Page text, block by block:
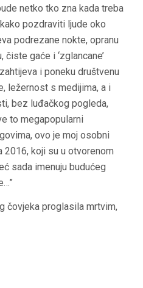
netko tko zna kada treba
pozdraviti ljude oko
podrezane nokte, opranu
gaće i ‘zglancane’
i poneku društvenu
ležernost s medijima, a i
bez luđačkog pogleda,
to megapopularni
ovo je moj osobni
2016, koji su u otvorenom
sada imenuju budućeg
čovjeka proglasila mrtvim,